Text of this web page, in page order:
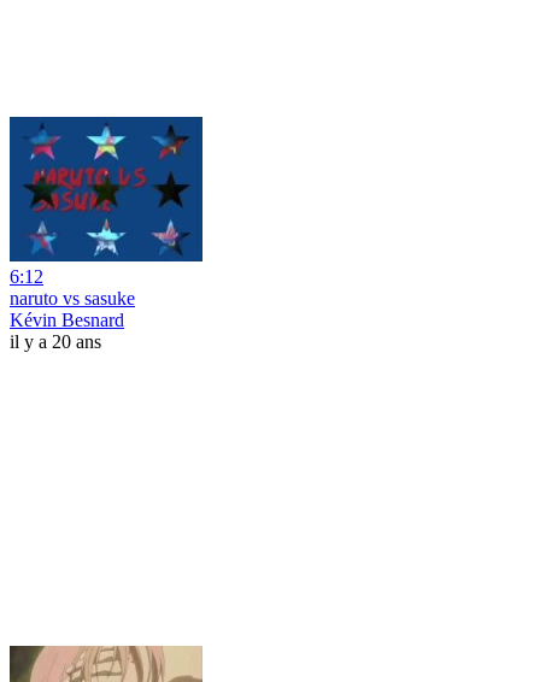
6:12
naruto vs sasuke
Kévin Besnard
il y a 20 ans